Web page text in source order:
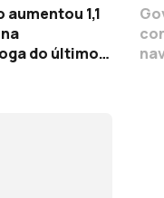
do último